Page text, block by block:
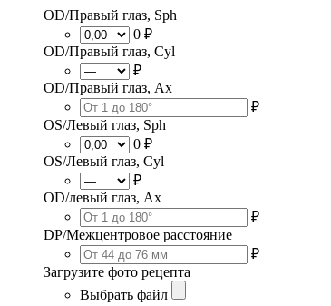
OD/Правый глаз, Sph
0 ₽
OD/Правый глаз, Cyl
₽
OD/Правый глаз, Ax
₽
OS/Левый глаз, Sph
0 ₽
OS/Левый глаз, Cyl
₽
OD/левый глаз, Ax
₽
DP/Межцентровое расстояние
₽
Загрузите фото рецепта
Выбрать файл